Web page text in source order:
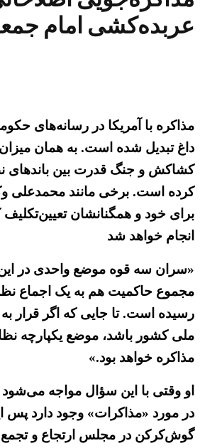
عربده‌کشی امام
مذاکره با آمریکا در رسانه‌های
داغ تبدیل شده است. به همان
کشاکش و جنگ قدرت بین باندهای
کرده است. برخی مانند محمدعلی
برای خود و همگنانشان تعیین‌تکلیف
انجام خواهد شد
«سران سه قوه موضع واحدی در
مجموع حاکمیت هم به یک اجماع
رسیده است. تا جایی که اگر قرار به
ملی کشور باشد، موضع یکپارچه
مذاکره خواهد بود.»
او وقتی با این سؤال مواجه
در مورد «مذاکرات» وجود دارد پس
گوش‌کرکن در مجلس ارتجاع و